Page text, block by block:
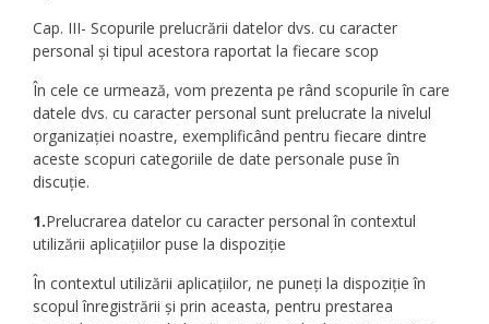
Cap. III- Scopurile prelucrării datelor dvs. cu caracter
personal și tipul acestora raportat la fiecare scop
În cele ce urmează, vom prezenta pe rând scopurile în care
datele dvs. cu caracter personal sunt prelucrate la nivelul
organizației noastre, exemplificând pentru fiecare dintre
aceste scopuri categoriile de date personale puse în
discuție.
1.Prelucrarea datelor cu caracter personal în contextul
utilizării aplicațiilor puse la dispoziție
În contextul utilizării aplicațiilor, ne puneți la dispoziție în
scopul înregistrării și prin aceasta, pentru prestarea